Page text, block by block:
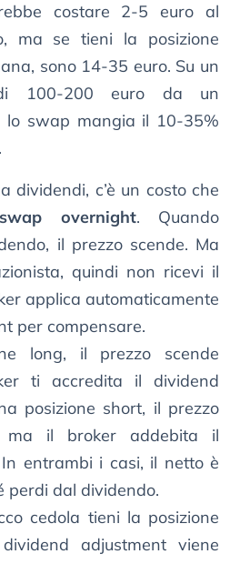
costare 2-5 euro al
ma se tieni la posizione
sono 14-35 euro. Su un
100-200 euro da un
lo swap mangia il 10-35%
dividendi, c’è un costo che
swap overnight. Quando
il prezzo scende. Ma
quindi non ricevi il
applica automaticamente
per compensare.
long, il prezzo scende
ti accredita il dividend
posizione short, il prezzo
ma il broker addebita il
entrambi i casi, il netto è
perdi dal dividendo.
cedola tieni la posizione
adjustment viene